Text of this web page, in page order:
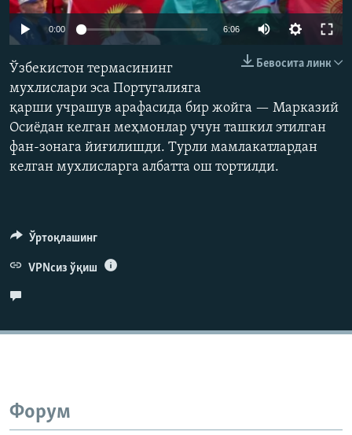
Auto 240p 360p
720p
0:00 6:06
480p
1080p
Бевосита линк
Ўзбекистон термасининг
мухлислари эса Португалияга
қарши учрашув арафасида бир жойга — Марказий
Осиёдан келган меҳмонлар учун ташкил этилган
фан-зонага йиғилишди. Турли мамлакатлардан
келган мухлисларга албатта ош тортилди.
Ўртоқлашинг
VPNсиз ўқиш
Форум